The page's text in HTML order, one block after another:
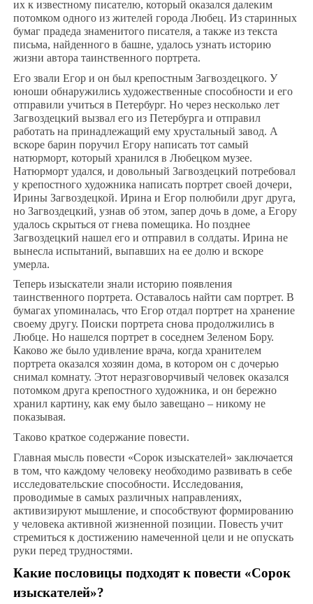
их к известному писателю, который оказался далеким
потомком одного из жителей города Любец. Из старинных
бумаг прадеда знаменитого писателя, а также из текста
письма, найденного в башне, удалось узнать историю
жизни автора таинственного портрета.
Его звали Егор и он был крепостным Загвоздецкого. У
юноши обнаружились художественные способности и его
отправили учиться в Петербург. Но через несколько лет
Загвоздецкий вызвал его из Петербурга и отправил
работать на принадлежащий ему хрустальный завод. А
вскоре барин поручил Егору написать тот самый
натюрморт, который хранился в Любецком музее.
Натюрморт удался, и довольный Загвоздецкий потребовал
у крепостного художника написать портрет своей дочери,
Ирины Загвоздецкой. Ирина и Егор полюбили друг друга,
но Загвоздецкий, узнав об этом, запер дочь в доме, а Егору
удалось скрыться от гнева помещика. Но позднее
Загвоздецкий нашел его и отправил в солдаты. Ирина не
вынесла испытаний, выпавших на ее долю и вскоре
умерла.
Теперь изыскатели знали историю появления
таинственного портрета. Оставалось найти сам портрет. В
бумагах упоминалась, что Егор отдал портрет на хранение
своему другу. Поиски портрета снова продолжились в
Любце. Но нашелся портрет в соседнем Зеленом Бору.
Каково же было удивление врача, когда хранителем
портрета оказался хозяин дома, в котором он с дочерью
снимал комнату. Этот неразговорчивый человек оказался
потомком друга крепостного художника, и он бережно
хранил картину, как ему было завещано – никому не
показывая.
Таково краткое содержание повести.
Главная мысль повести «Сорок изыскателей» заключается
в том, что каждому человеку необходимо развивать в себе
исследовательские способности. Исследования,
проводимые в самых различных направлениях,
активизируют мышление, и способствуют формированию
у человека активной жизненной позиции. Повесть учит
стремиться к достижению намеченной цели и не опускать
руки перед трудностями.
Какие пословицы подходят к повести «Сорок
изыскателей»?